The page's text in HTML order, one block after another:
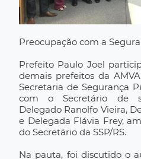
Preocupação com a
Prefeito Paulo Joel
demais prefeitos da
Secretaria de Segurança
com o Secretário de
Delegado Ranolfo Vieira,
e Delegada Flávia Frey,
do Secretário da SSP/RS.
Na pauta, foi discutido o